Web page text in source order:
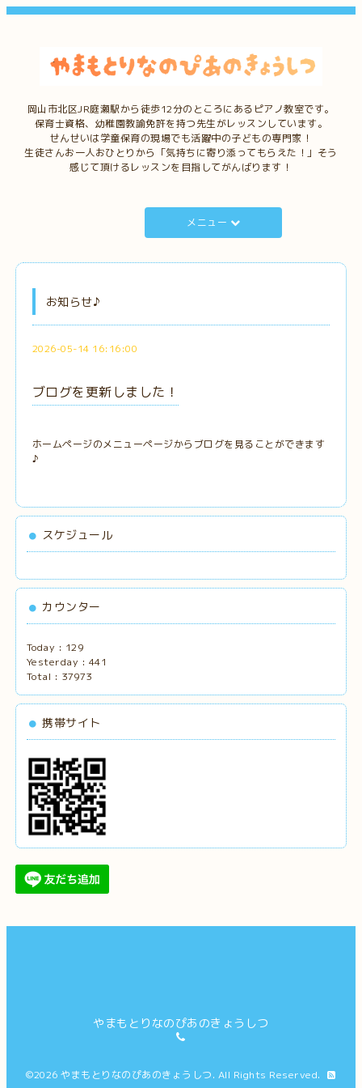
岡山市北区JR庭瀬駅から徒歩12分のところにあるピアノ教室です。
保育士資格、幼稚園教諭免許を持つ先生がレッスンしています。
せんせいは学童保育の現場でも活躍中の子どもの専門家！
生徒さんお一人おひとりから「気持ちに寄り添ってもらえた！」そう
感じて頂けるレッスンを目指してがんばります！
メニュー
お知らせ♪
2026-05-14 16:16:00
ブログを更新しました！
ホームページのメニューページからブログを見ることができます
♪
スケジュール
カウンター
Today : 129
Yesterday : 441
Total : 37973
携帯サイト
やまもとりなのぴあのきょうしつ
©2026やまもとりなのぴあのきょうしつ. All Rights Reserved.